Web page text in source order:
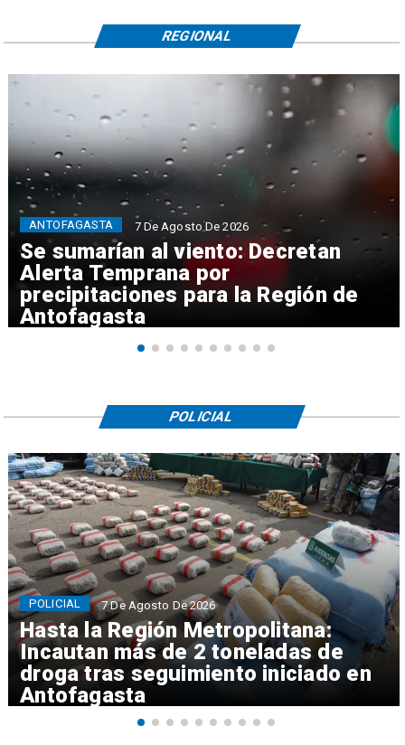
Se sumarían al viento: Decretan
Alerta Temprana por
precipitaciones para la Región de
Antofagasta
ANTOFAGASTA 7 De Agosto De 2026
REGIONAL
Hasta la Región Metropolitana:
Incautan más de 2 toneladas de
droga tras seguimiento iniciado en
Antofagasta
POLICIAL 7 De Agosto De 2026
POLICIAL